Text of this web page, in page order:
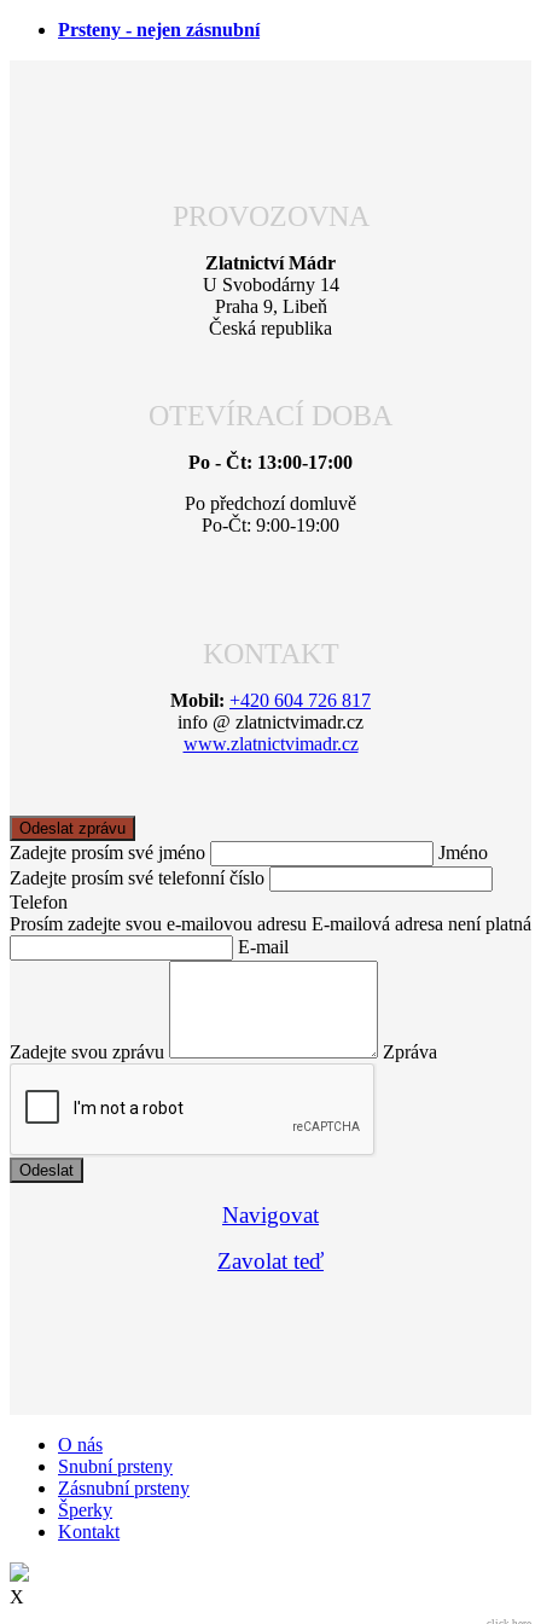
Prsteny - nejen zásnubní
PROVOZOVNA
Zlatnictví Mádr
U Svobodárny 14
Praha 9, Libeň
Česká republika
OTEVÍRACÍ DOBA
Po - Čt: 13:00-17:00
Po předchozí domluvě
Po-Čt: 9:00-19:00
KONTAKT
Mobil: +420 604 726 817
info @ zlatnictvimadr.cz
www.zlatnictvimadr.cz
Odeslat zprávu
Zadejte prosím své jméno
Jméno
Zadejte prosím své telefonní číslo
Telefon
Prosím zadejte svou e-mailovou adresu E-mailová adresa není platná
E-mail
Zadejte svou zprávu Zpráva
Navigovat
Zavolat teď
O nás
Snubní prsteny
Zásnubní prsteny
Šperky
Kontakt
X